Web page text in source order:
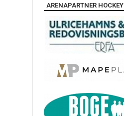
ARENAPARTNER HOCKEY